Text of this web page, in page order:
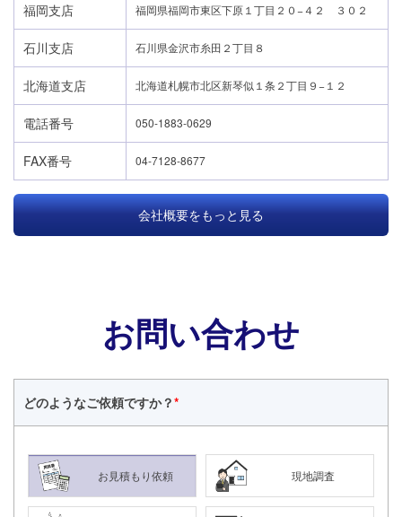
福岡支店 福岡県福岡市東区下原１丁目２０−４２ ３０２
石川支店 石川県金沢市糸田２丁目８
北海道支店 北海道札幌市北区新琴似１条２丁目９−１２
電話番号 050-1883-0629
FAX番号 04-7128-8677
会社概要をもっと見る
お問い合わせ
どのようなご依頼ですか？*
お見積もり依頼 現地調査